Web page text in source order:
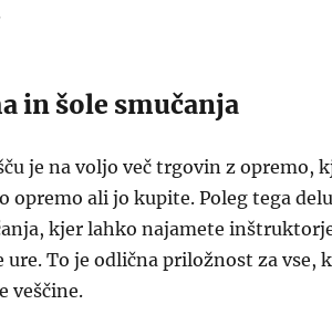
in šole smučanja
je na voljo več trgovin z opremo,
opremo ali jo kupite. Poleg tega
kjer lahko najamete
ure. To je odlična priložnost za vse,
veščine.